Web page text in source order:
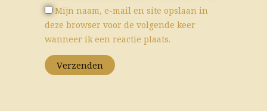
Mijn naam, e-mail en site opslaan in
deze browser voor de volgende keer
wanneer ik een reactie plaats.